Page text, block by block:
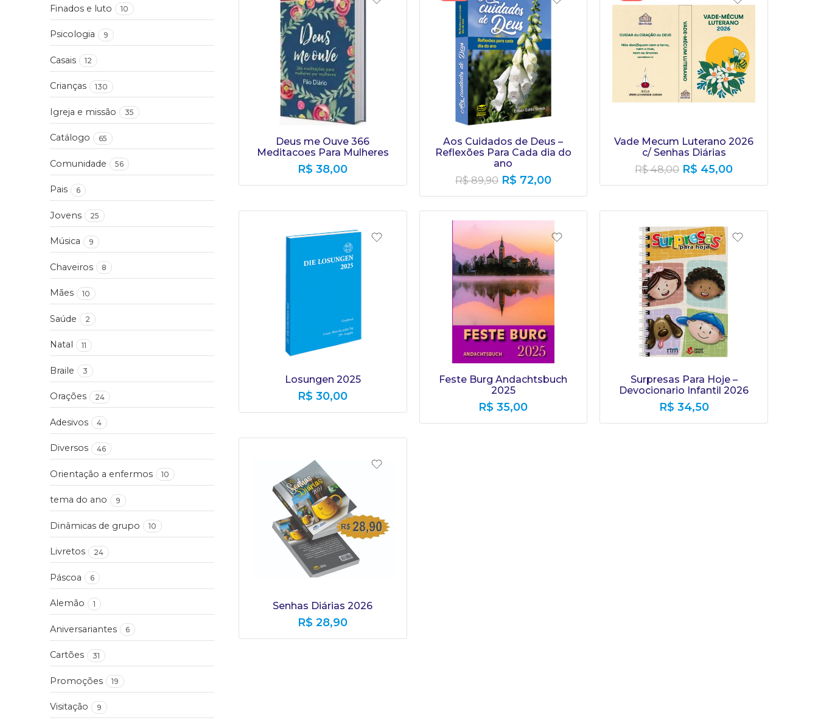
Deus me Ouve 366
Meditacoes Para Mulheres
R$ 38,00
Aos Cuidados de Deus –
Reflexões Para Cada dia do
ano
R$89,90 R$ 72,00
Vade Mecum Luterano 2026
c/ Senhas Diárias
R$48,00 R$ 45,00
Losungen 2025
R$ 30,00
Feste Burg Andachtsbuch
2025
R$ 35,00
Surpresas Para Hoje –
Devocionario Infantil 2026
R$ 34,50
Senhas Diárias 2026
R$ 28,90
Finados e luto 10
Psicologia 9
Casais 12
Crianças 130
Igreja e missão 35
Catálogo 65
Comunidade 56
Pais 6
Jovens 25
Música 9
Chaveiros 8
Mães 10
Saúde 2
Natal 11
Braile 3
Orações 24
Adesivos 4
Diversos 46
Orientação a enfermos 10
tema do ano 9
Dinâmicas de grupo 10
Livretos 24
Páscoa 6
Alemão 1
Aniversariantes 6
Cartões 31
Promoções 19
Visitação 9